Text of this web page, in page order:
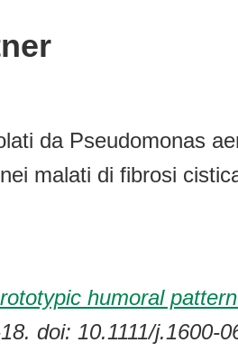
da Pseudomonas
malati di fibrosi
humoral
doi: 10.1111/j.1600-